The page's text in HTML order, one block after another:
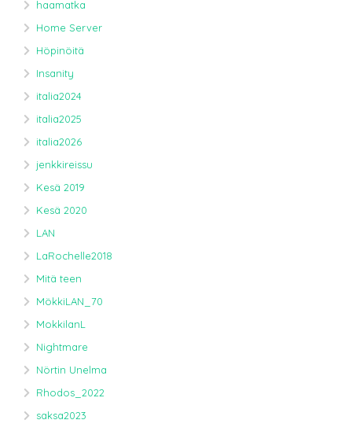
haamatka
Home Server
Höpinöitä
Insanity
italia2024
italia2025
italia2026
jenkkireissu
Kesä 2019
Kesä 2020
LAN
LaRochelle2018
Mitä teen
MökkiLAN_70
MokkilanL
Nightmare
Nörtin Unelma
Rhodos_2022
saksa2023